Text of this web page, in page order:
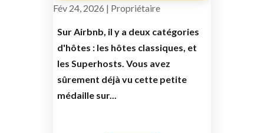
Fév 24, 2026 | Propriétaire
Sur Airbnb, il y a deux catégories
d'hôtes : les hôtes classiques, et
les Superhosts. Vous avez
sûrement déjà vu cette petite
médaille sur...